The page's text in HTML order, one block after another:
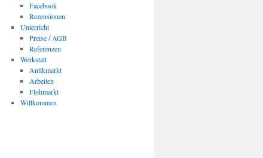
Facebook
Rezensionen
Unterricht
Preise / AGB
Referenzen
Werkstatt
Antikmarkt
Arbeiten
Flohmarkt
Willkommen